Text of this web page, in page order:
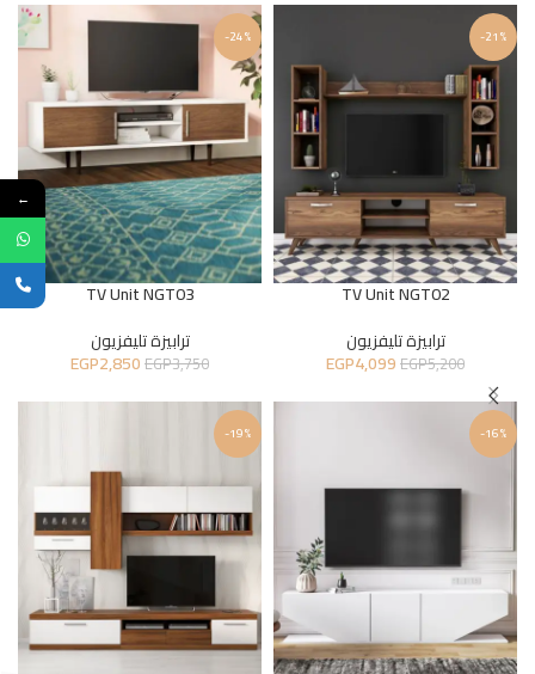
-21%
TV Unit NGT02
ترابيزة تليفزيون
EGP5,200
EGP4,099
-24%
TV Unit NGT03
ترابيزة تليفزيون
EGP3,750
EGP2,850
-16%
-19%
←